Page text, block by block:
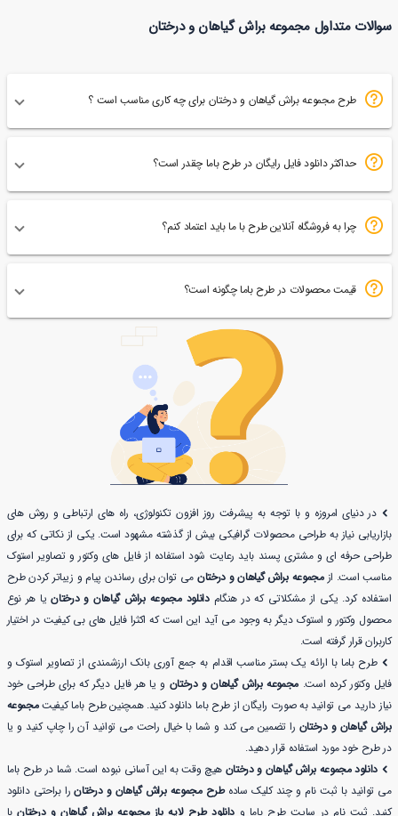
برای
117
سوالات متداول مجموعه براش گیاهان و درختان
طرح مجموعه براش گیاهان و درختان برای چه کاری مناسب است ؟
حداکثر دانلود فایل رایگان در طرح باما چقدر است؟
چرا به فروشگاه آنلاین طرح با ما باید اعتماد کنم؟
قیمت محصولات در طرح باما چگونه است؟
در دنیای امروزه و با توجه به پیشرفت روز افزون تکنولوژی، راه های ارتباطی و روش های
بازاریابی نیاز به طراحی محصولات گرافیکی بیش از گذشته مشهود است. یکی از نکاتی که برای
طراحی حرفه ای و مشتری پسند باید رعایت شود استفاده از فایل های وکتور و تصاویر استوک
مناسب است. از مجموعه براش گیاهان و درختانمی توان برای رساندن پیام و زیباتر کردن طرح
استفاده کرد. یکی از مشکلاتی که در هنگام دانلود مجموعه براش گیاهان و درختان یا هر نوع
محصول وکتور و استوک دیگر به وجود می آید این است که اکثرا فایل های بی کیفیت در اختیار
کاربران قرار گرفته است.
طرح باما با ارائه یک بستر مناسب اقدام به جمع آوری بانک ارزشمندی از تصاویر استوک و
فایل وکتور کرده است. مجموعه براش گیاهان و درختانو یا هر فایل دیگر که برای طراحی خود
نیاز دارید می توانید به صورت رایگان از طرح باما دانلود کنید. همچنین طرح باما کیفیتمجموعه
براش گیاهان و درختانرا تضمین می کند و شما با خیال راحت می توانید آن را چاپ کنید و یا
در طرح خود مورد استفاده قرار دهید.
دانلود مجموعه براش گیاهان و درختان هیچ وقت به این آسانی نبوده است. شما در طرح باما
می توانید با ثبت نام و چند کلیک ساده طرح مجموعه براش گیاهان و درختان را براحتی دانلود
کنید. ثبت نام در سایت طرح باما و دانلود طرح لایه باز مجموعه براش گیاهان و درختان با